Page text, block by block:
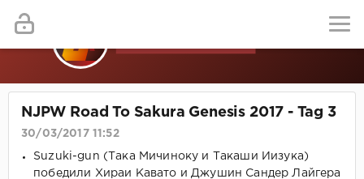
NJPW Road To Sakura Genesis 2017 - Tag 3
30/03/2017 11:52
Suzuki-gun (Така Мичиноку и Такаши Иизука)
победили Хираи Кавато и Джушин Сандер Лайгера